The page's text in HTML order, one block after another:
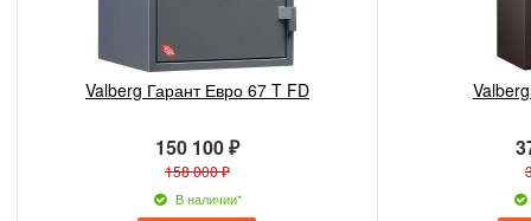
Valberg Гарант Евро 67 T FD
150 100 ₽
158 000 ₽
В наличии*